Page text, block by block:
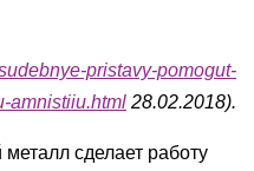
pristavy-pomogut-
amnistiiu.html 28.02.2018).
сделает работу